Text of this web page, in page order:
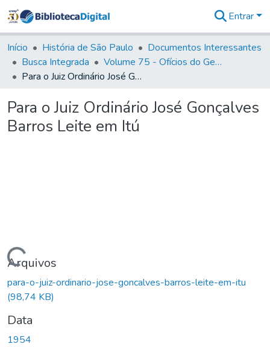
&
Coleções
Tudo na
Biblioteca
Estatísticas
Entrar
Início História de São Paulo
Documentos Interessantes
Busca Integrada
Volume 75 - Ofícios do General Martim Lopes Lobo de Saldanha (Governador da Capitania): 1776-1777
Para o Juiz Ordinário José Gonçalves Barros Leite em Itú
Para o Juiz Ordinário José Gonçalves
Barros Leite em Itú
Carregando...
Arquivos
para-o-juiz-ordinario-jose-goncalves-barros-leite-em-itu
(98,74 KB)
Data
1954